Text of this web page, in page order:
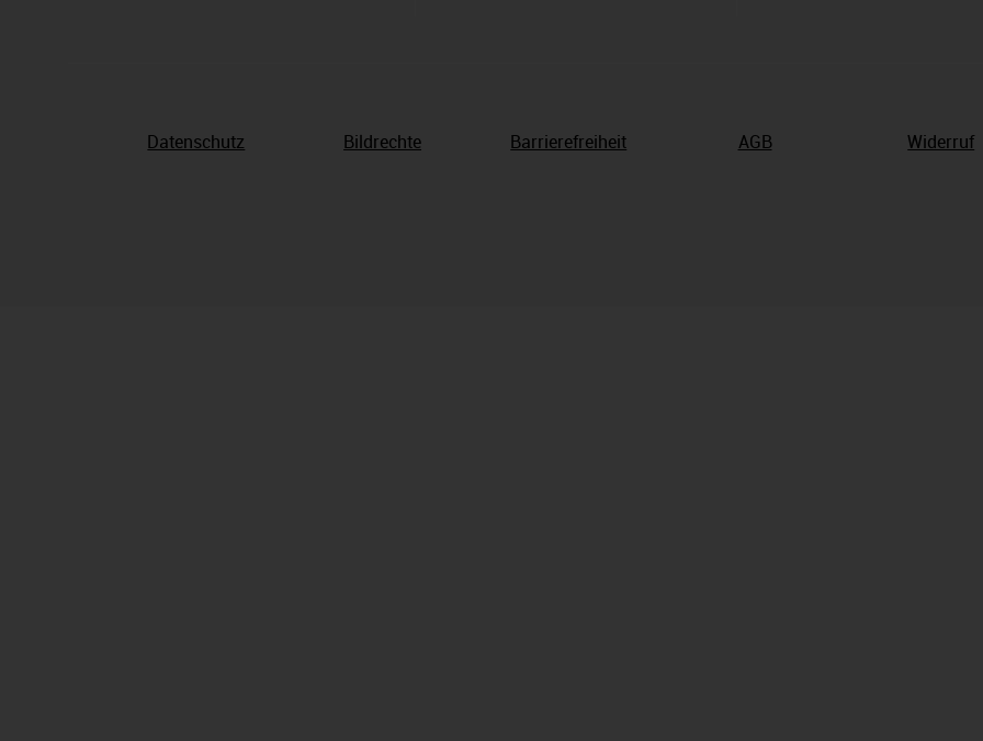
Datenschutz Bildrechte Barrierefreiheit AGB Widerruf